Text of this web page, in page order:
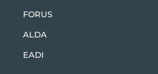
FORUS
ALDA
EADI